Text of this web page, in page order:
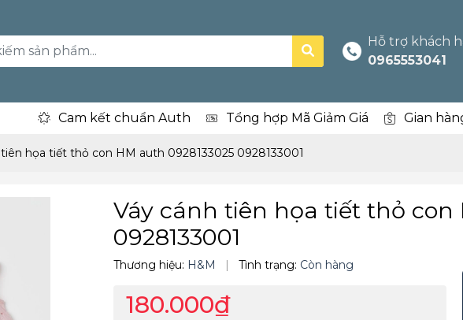
Hỗ trợ khách
0965553041
Cam kết chuẩn Auth Tổng hợp Mã Giảm Giá Gian
họa tiết thỏ con HM auth 0928133025 0928133001
Váy cánh tiên họa tiết thỏ con
0928133001
Thương hiệu: H&M | Tình trạng: Còn hàng
180.000₫